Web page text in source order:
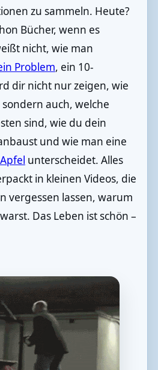
zu sammeln. Heute?
Bücher, wenn es
nicht, wie man
Problem, ein 10-
dir nicht nur zeigen, wie
auch, welche
sind, wie du dein
und wie man eine
Apfel unterscheidet. Alles
in kleinen Videos, die
vergessen lassen, warum
Das Leben ist schön –